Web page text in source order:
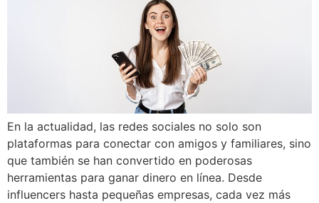
En la actualidad, las redes sociales no solo son
plataformas para conectar con amigos y familiares, sino
que también se han convertido en poderosas
herramientas para ganar dinero en línea. Desde
influencers hasta pequeñas empresas, cada vez más